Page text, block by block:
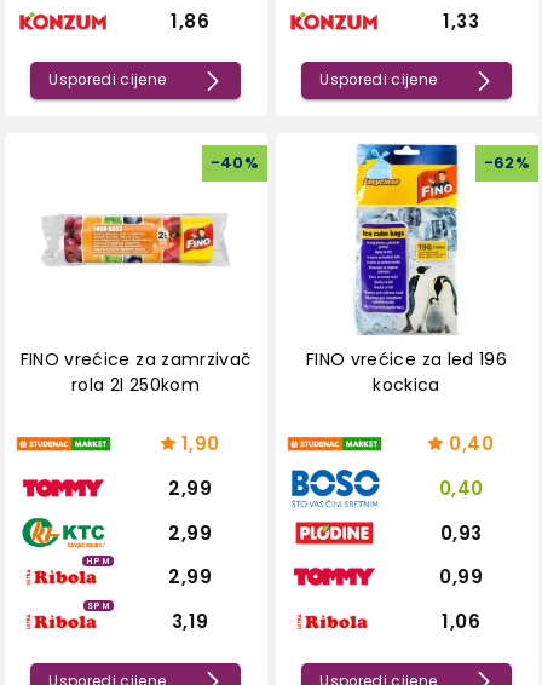
1,86
Usporedi cijene
1,33
Usporedi cijene
-40%
FINO vrećice za zamrzivač
rola 2l 250kom
1,90
2,99
2,99
HPM
2,99
SPM
3,19
Usporedi cijene
-62%
FINO vrećice za led 196
kockica
0,40
0,40
0,93
0,99
1,06
Usporedi cijene